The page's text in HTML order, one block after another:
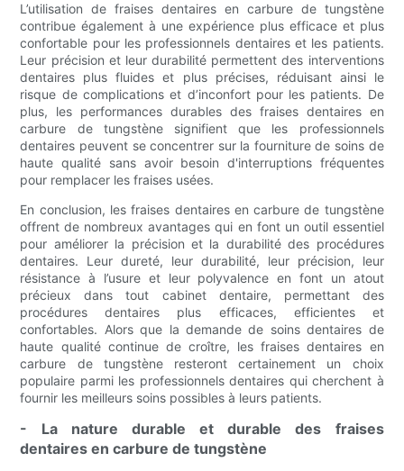
L’utilisation de fraises dentaires en carbure de tungstène
contribue également à une expérience plus efficace et plus
confortable pour les professionnels dentaires et les patients.
Leur précision et leur durabilité permettent des interventions
dentaires plus fluides et plus précises, réduisant ainsi le
risque de complications et d’inconfort pour les patients. De
plus, les performances durables des fraises dentaires en
carbure de tungstène signifient que les professionnels
dentaires peuvent se concentrer sur la fourniture de soins de
haute qualité sans avoir besoin d'interruptions fréquentes
pour remplacer les fraises usées.
En conclusion, les fraises dentaires en carbure de tungstène
offrent de nombreux avantages qui en font un outil essentiel
pour améliorer la précision et la durabilité des procédures
dentaires. Leur dureté, leur durabilité, leur précision, leur
résistance à l’usure et leur polyvalence en font un atout
précieux dans tout cabinet dentaire, permettant des
procédures dentaires plus efficaces, efficientes et
confortables. Alors que la demande de soins dentaires de
haute qualité continue de croître, les fraises dentaires en
carbure de tungstène resteront certainement un choix
populaire parmi les professionnels dentaires qui cherchent à
fournir les meilleurs soins possibles à leurs patients.
- La nature durable et durable des fraises
dentaires en carbure de tungstène